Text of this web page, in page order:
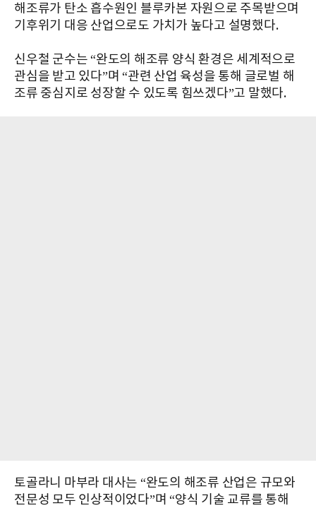
해조류가 탄소 흡수원인 블루카본 자원으로 주목받으며
기후위기 대응 산업으로도 가치가 높다고 설명했다.
신우철 군수는 “완도의 해조류 양식 환경은 세계적으로
관심을 받고 있다”며 “관련 산업 육성을 통해 글로벌 해
조류 중심지로 성장할 수 있도록 힘쓰겠다”고 말했다.
토골라니 마부라 대사는 “완도의 해조류 산업은 규모와
전문성 모두 인상적이었다”며 “양식 기술 교류를 통해